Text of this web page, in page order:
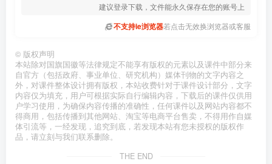
建议登录下载，文件能永久保存在您的账号上
不支持ie浏览器若点击无效换浏览器或客服
© 版权声明
本站除对国旗国徽等法律规定不能享有版权的元素以及课件中部分来
自官方（包括政府、事业单位、研究机构）媒体刊物的文字内容之
外，对课件整体设计拥有版权，本站收费针对于课件设计部分，文字
内容仅为填充，用户可根据实际自行编辑内容，下载后的课件仅供用
户学习使用，为确保内容传播的准确性，任何课件以及网站内容都不
得商用，包括传播到其他网站、淘宝等电商平台售卖，不得用作自媒
体引流等，一经发现，追究到底，若发现本站有您未授权的版权作
品，请立刻与我们联系删除。
THE END